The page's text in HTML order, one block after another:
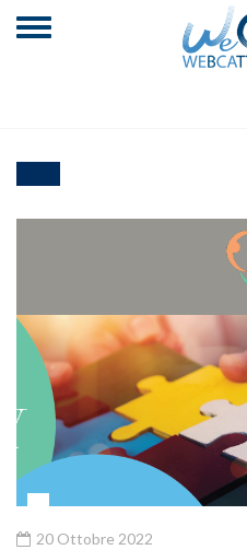
20 Ottobre 2022